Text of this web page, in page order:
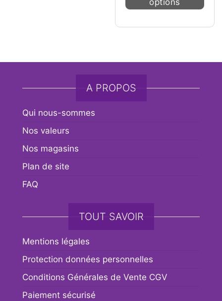
options
A PROPOS
Qui nous-sommes
Nos valeurs
Nos magasins
Plan de site
FAQ
TOUT SAVOIR
Mentions légales
Protection données personnelles
Conditions Générales de Vente CGV
Paiement sécurisé